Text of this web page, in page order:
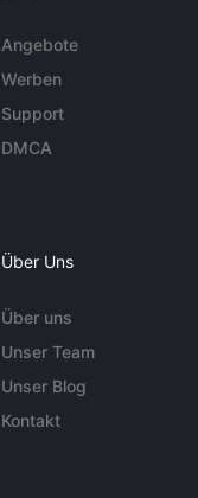
Angebote
Werben
Support
DMCA
Über Uns
Über uns
Unser Team
Unser Blog
Kontakt